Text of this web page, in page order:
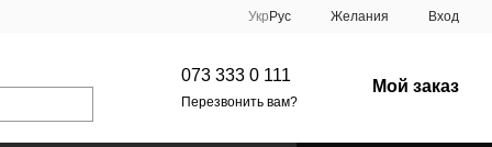
Укр Рус Желания Вход
073 333 0 111
Перезвонить вам?
Мой заказ